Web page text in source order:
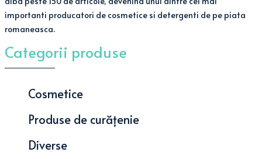
importanti producatori de cosmetice si detergenti de pe piata
romaneasca.
Categorii produse
Cosmetice
Produse de curățenie
Diverse